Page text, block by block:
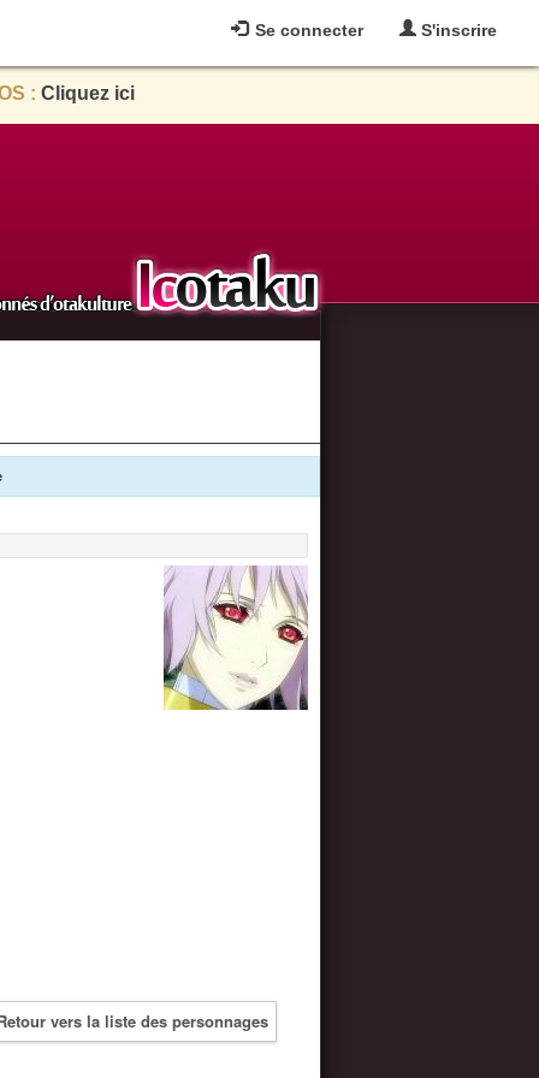
Se connecter S'inscrire
: Cliquez ici
vers la liste des personnages